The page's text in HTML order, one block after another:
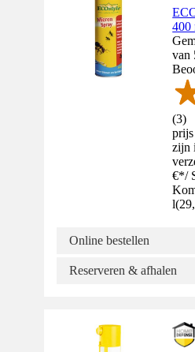
400
van
(3)
zijn
€*/
l(
Online bestellen
Reserveren & afhalen